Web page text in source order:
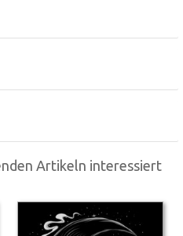
Artikeln interessiert